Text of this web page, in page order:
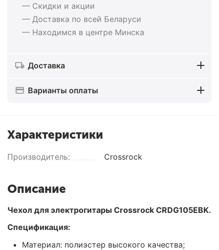
— Скидки и акции
— Доставка по всей Беларуси
— Находимся в центре Минска
Доставка
Варианты оплаты
Характеристики
Производитель: Crossrock
Описание
Чехол для электрогитары Crossrock CRDG105EBK.
Спецификация:
Материал: полиэстер высокого качества;